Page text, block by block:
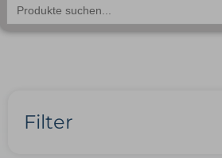
for:
Filter